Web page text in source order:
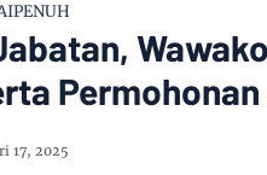
17, 2025